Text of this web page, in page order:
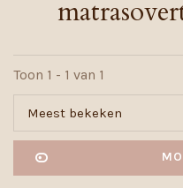
Toon 1 - 1 van 1
Meest bekeken